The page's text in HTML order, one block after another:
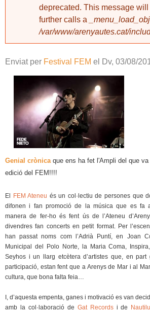
deprecated. This message
further calls a
/var/www/arenyautes.cat/
Enviat per Festival FEM el Dv, 03/08/
Genial crònica que ens ha fet l'Ampli del que
edició del FEM!!!!
El FEM Ateneu és un col·lectiu de persones que
difonen i fan promoció de la música que es fa
manera de fer-ho és fent ús de l’Ateneu
divendres fan concerts en petit format. Per
han passat noms com l’Adrià Puntí, en Joan
Municipal del Polo Norte, la Maria Coma,
Seyhos i un llarg etcètera d’artistes que, en
participació, estan fent que a Arenys de Mar i al
cultura, que bona falta feia…
I, d’aquesta empenta, ganes i motivació es van
amb la col·laboració de Gat Recordsi de